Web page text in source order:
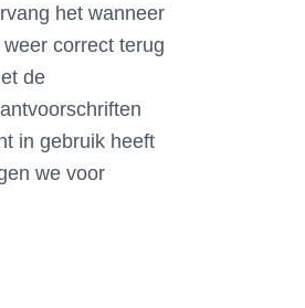
het wanneer
correct terug
de
in gebruik heeft
we voor